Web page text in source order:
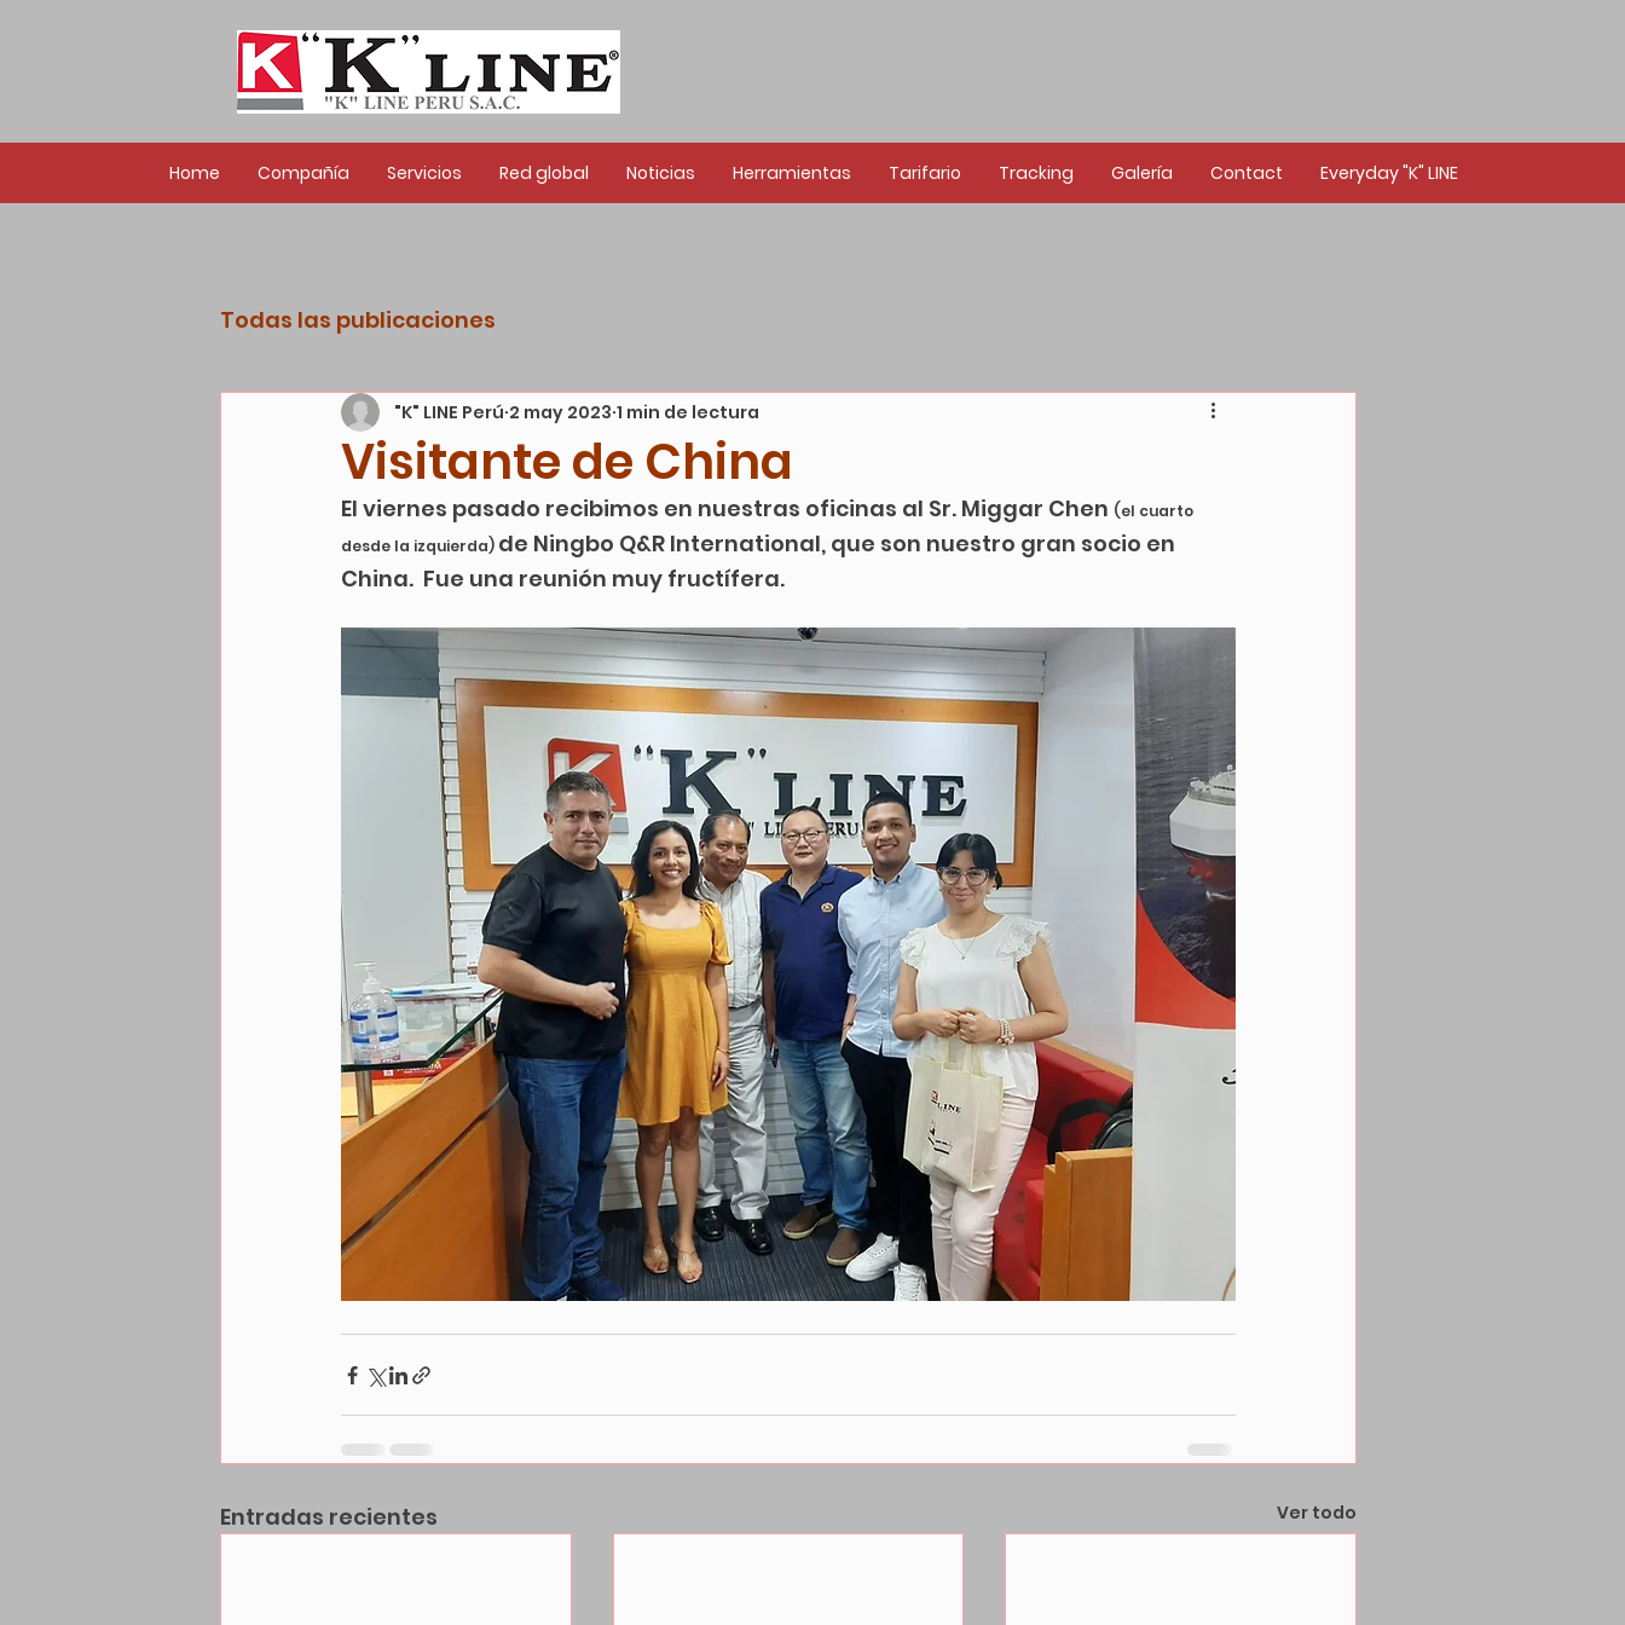
Home Compañía Servicios Red global Noticias Herramientas Tarifario Tracking Galería Contact Everyday "K" LINE
Todas las publicaciones
Visitante de China
"K" LINE Perú 2 may 2023 1 min de lectura
El viernes pasado recibimos en nuestras oficinas al Sr. Miggar Chen (el cuarto
desde la izquierda) de Ningbo Q&R International, que son nuestro gran socio en
China.  Fue una reunión muy fructífera.
Entradas recientes Ver todo